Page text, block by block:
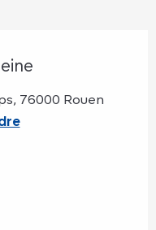
76000 Rouen